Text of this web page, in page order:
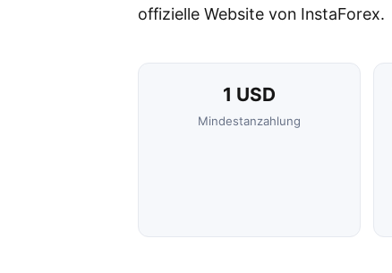
offizielle Website von InstaForex.
1 USD
Mindestanzahlung